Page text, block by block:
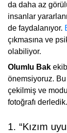
da daha az
insanlar
de faydalanıyor.
çıkmasına ve
olabiliyor.
Olumlu Bak
önemsiyoruz.
çekilmiş ve
fotoğrafı derledik.
1. “Kızım